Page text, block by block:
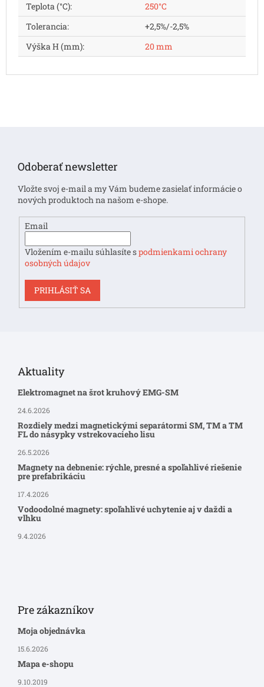
Teplota (°C):
250°C
Tolerancia:
+2,5%/-2,5%
Výška H (mm): 20 mm
Odoberať newsletter
Vložte svoj e-mail a my Vám budeme zasielať informácie o
nových produktoch na našom e-shope.
Email
Vložením e-mailu súhlasíte spodmienkami ochrany
osobných údajov
PRIHLÁSIŤ SA
Aktuality
Elektromagnet na šrot kruhový EMG-SM
24.6.2026
Rozdiely medzi magnetickými separátormi SM, TM a TM
FL do násypky vstrekovacieho lisu
26.5.2026
Magnety na debnenie: rýchle, presné a spoľahlivé riešenie
pre prefabrikáciu
17.4.2026
Vodoodolné magnety: spoľahlivé uchytenie aj v daždi a
vlhku
9.4.2026
Pre zákazníkov
Moja objednávka
15.6.2026
Mapa e-shopu
9.10.2019